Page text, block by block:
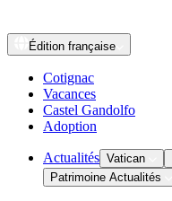
Édition française
Cotignac
Vacances
Castel Gandolfo
Adoption
Actualités Vatican
Patrimoine Actualités